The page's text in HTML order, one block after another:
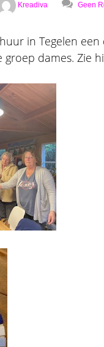
Kreadiva Geen
in Tegelen
groep dames. Zie